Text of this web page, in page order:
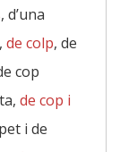
, d’una
de colp, de
cop
de cop i
i de